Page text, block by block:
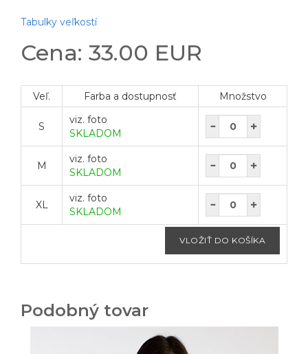
Tabulky veľkostí
Cena: 33.00 EUR
Veľ. Farba a dostupnosť Množstvo
S
viz. foto
SKLADOM
M
viz. foto
SKLADOM
XL
viz. foto
SKLADOM
Podobný tovar